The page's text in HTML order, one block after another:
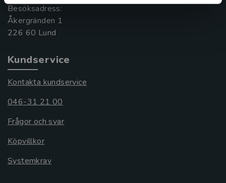
Besöksadress:
Åkergränden 1
Kundservice
Kontakta kundservice
046-31 21 00
Frågor och svar
Köpvillkor
Systemkrav